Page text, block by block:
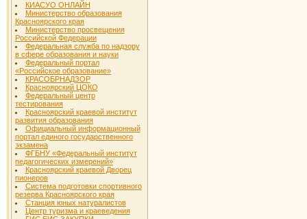
КИАСУО ОНЛАЙН
Министерство образования
Красноярского края
Министерство просвещения
Российской Федерации
Федеральная служба по надзору
в сфере образования и науки
Федеральный портал
«Российское образование»
КРАСОБРНАДЗОР
Красноярский ЦОКО
Федеральный центр
тестирования
Красноярский краевой институт
развития образования
Официальный информационный
портал единого государственного
экзамена
ФГБНУ «Федеральный институт
педагогических измерений»
Красноярский краевой Дворец
пионеров
Система подготовки спортивного
резерва Красноярского края
Станция юных натуралистов
Центр туризма и краеведения